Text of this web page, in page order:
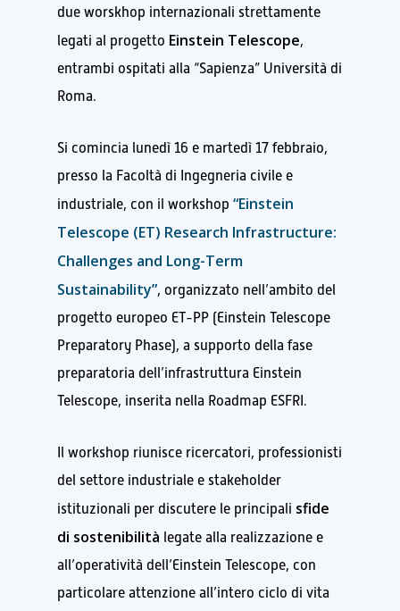
due worskhop internazionali strettamente
legati al progetto Einstein Telescope,
entrambi ospitati alla “Sapienza” Università di
Roma.
Si comincia lunedì 16 e martedì 17 febbraio,
presso la Facoltà di Ingegneria civile e
industriale, con il workshop “Einstein
Telescope (ET) Research Infrastructure:
Challenges and Long-Term
Sustainability”, organizzato nell’ambito del
progetto europeo ET-PP (Einstein Telescope
Preparatory Phase), a supporto della fase
preparatoria dell’infrastruttura Einstein
Telescope, inserita nella Roadmap ESFRI.
Il workshop riunisce ricercatori, professionisti
del settore industriale e stakeholder
istituzionali per discutere le principali sfide
di sostenibilità legate alla realizzazione e
all’operatività dell’Einstein Telescope, con
particolare attenzione all’intero ciclo di vita